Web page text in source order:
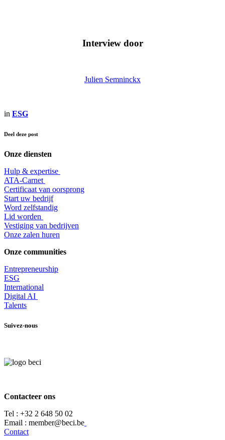
Interview door
Julien Semninckx
in ESG
Deel deze post
Onze diensten
Hulp & expertise
​ATA-Carnet
Certificaat van oorsprong
Start uw bedrijf
Word zelfstandig
Lid worden
​Vestiging van bedrijven
Onze zalen huren
Onze communities
Entrepreneurship
ESG
International
Digital AI
Talents
Suivez-nous
Contacteer ons
Tel : +32 2 648 50 02​
​​Email : member@beci.be
Contact